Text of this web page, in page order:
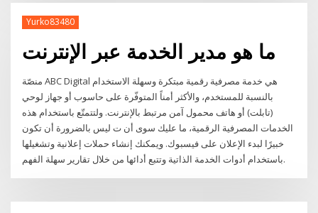
Yurko83480
ما هو مدير الخدمة عبر الإنترنت
منصّة ABC Digital هي خدمة مصرفية رقمية مبتكرة وسهلة الاستخدام
بالنسبة للمستخدم، والأكثر أمناً المتوفّرة على حاسوب أو جهاز لوحي
(تابلت) أو هاتف محمول آمن مرتبط بالإنترنت. ولتتمتّع باستخدام هذه
الخدمات المصرفية الرقمية، ما عليك سوى أن ت ليس بالضرورة أن تكون
خبيرًا لبدء الإعلان على فيسبوك. ويمكنك إنشاء حملات إعلانية وتشغيلها
باستخدام أدوات الخدمة الذاتية وتتبع أدائها من خلال تقارير سهلة الفهم.